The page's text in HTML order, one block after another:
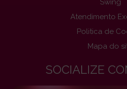
Swing
Atendimento
Politica de
Mapa do
SOCIALIZE